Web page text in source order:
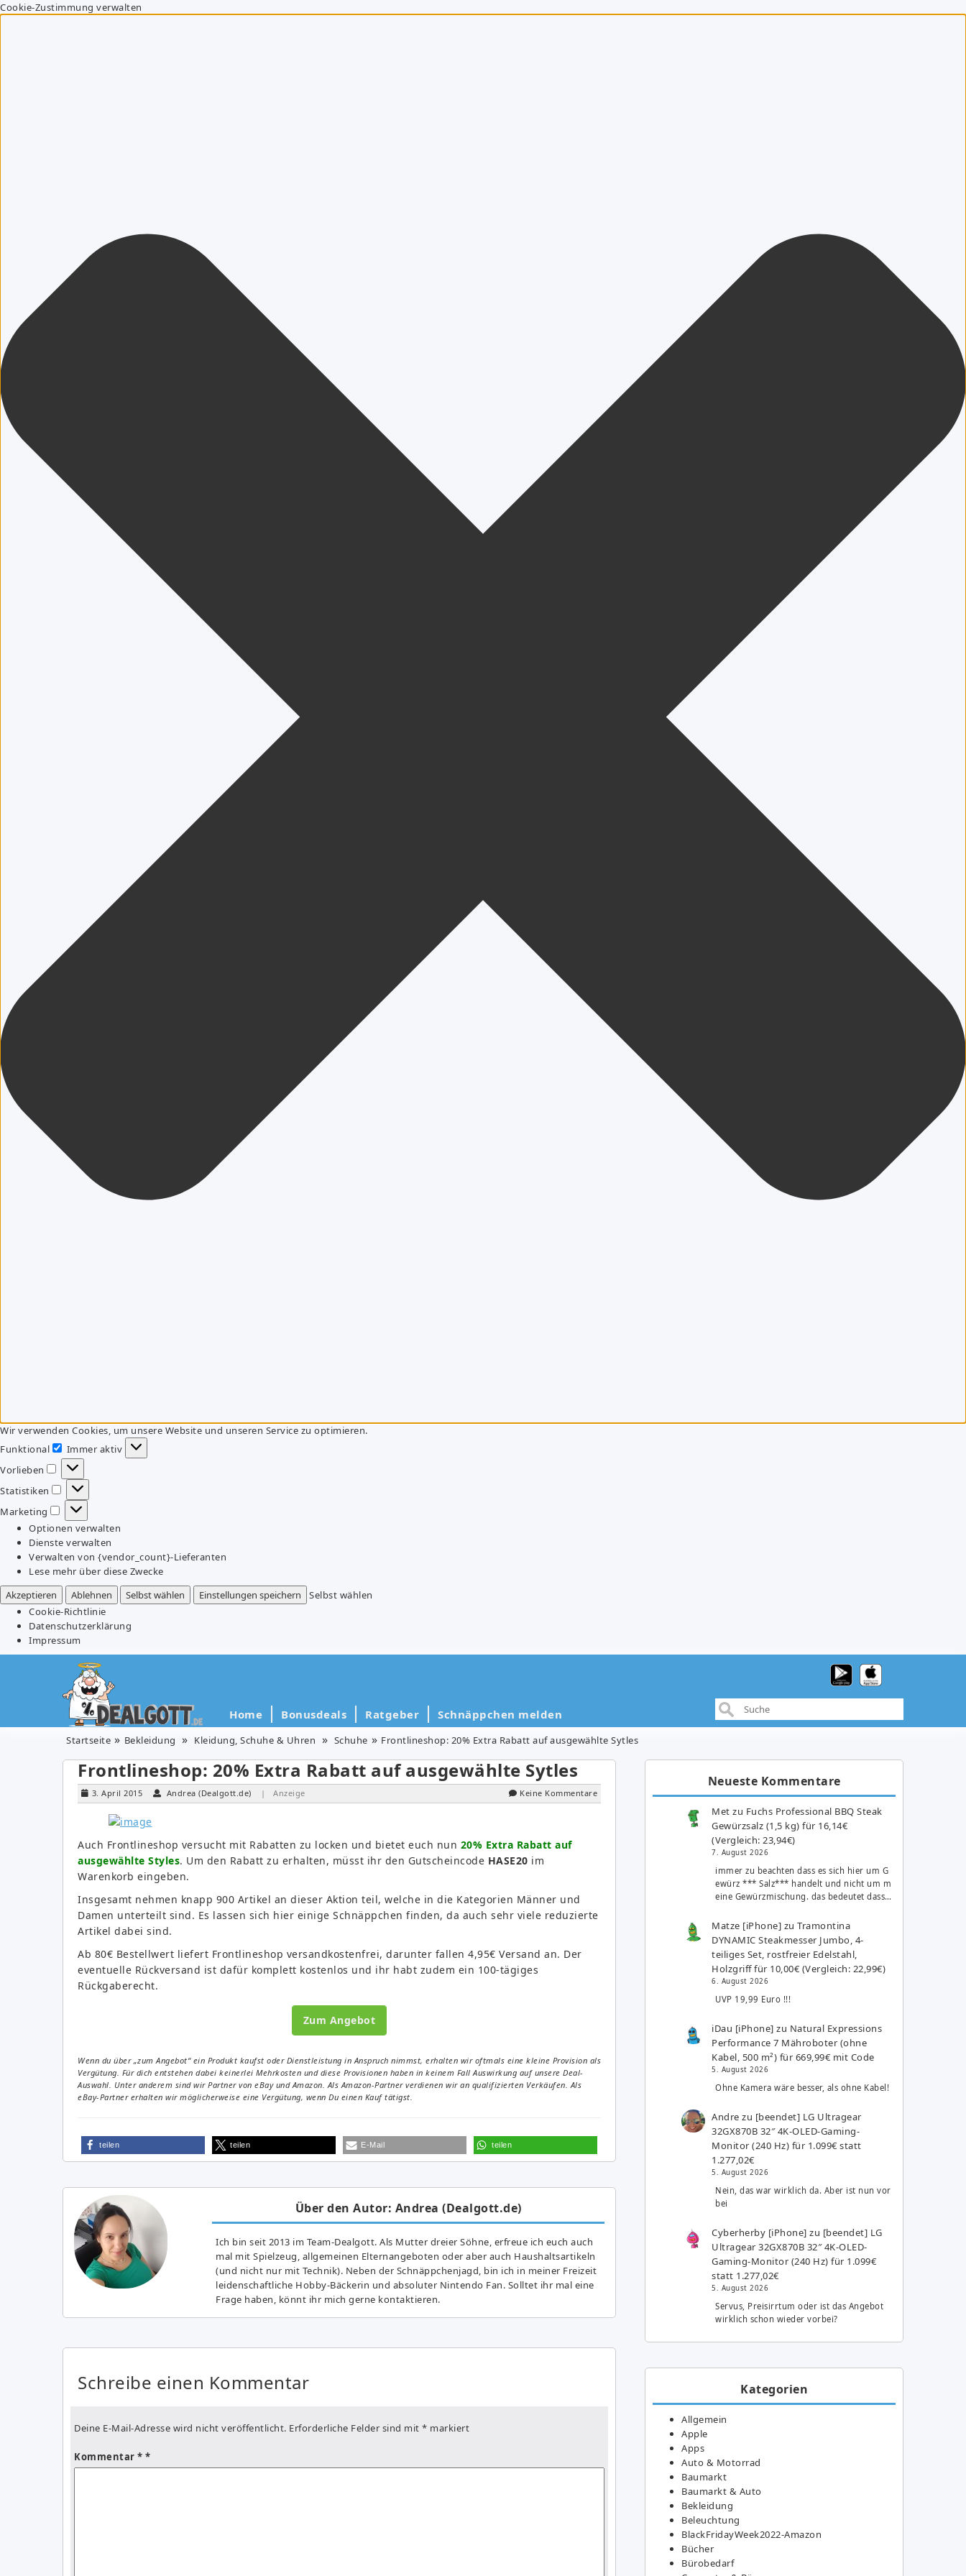
Cookie-Zustimmung verwalten
Wir verwenden Cookies, um unsere Website und unseren Service zu optimieren.
Funktional
Funktional
Immer aktiv
Vorlieben
Vorlieben
Statistiken
Statistiken
Marketing
Marketing
Optionen verwalten
Dienste verwalten
Verwalten von {vendor_count}-Lieferanten
Lese mehr über diese Zwecke
Akzeptieren
Ablehnen Selbst wählen Einstellungen speichern
Selbst wählen
Cookie-Richtlinie
Datenschutzerklärung
Impressum
Home Bonusdeals Ratgeber Schnäppchen melden
Startseite Bekleidung Kleidung, Schuhe & Uhren Schuhe Frontlineshop: 20% Extra Rabatt auf ausgewählte Sytles
Frontlineshop: 20% Extra Rabatt auf ausgewählte Sytles
3. April 2015 Andrea (Dealgott.de) | Anzeige Keine Kommentare
Auch Frontlineshop versucht mit Rabatten zu locken und bietet euch nun 20% Extra Rabatt auf
ausgewählte Styles. Um den Rabatt zu erhalten, müsst ihr den Gutscheincode HASE20 im
Warenkorb eingeben.
Insgesamt nehmen knapp 900 Artikel an dieser Aktion teil, welche in die Kategorien Männer und
Damen unterteilt sind. Es lassen sich hier einige Schnäppchen finden, da auch sehr viele reduzierte
Artikel dabei sind.
Ab 80€ Bestellwert liefert Frontlineshop versandkostenfrei, darunter fallen 4,95€ Versand an. Der
eventuelle Rückversand ist dafür komplett kostenlos und ihr habt zudem ein 100-tägiges
Rückgaberecht.
Zum Angebot
Wenn du über „zum Angebot“ ein Produkt kaufst oder Dienstleistung in Anspruch nimmst, erhalten wir oftmals eine kleine Provision als
Vergütung. Für dich entstehen dabei keinerlei Mehrkosten und diese Provisionen haben in keinem Fall Auswirkung auf unsere Deal-
Auswahl. Unter anderem sind wir Partner von eBay und Amazon. Als Amazon-Partner verdienen wir an qualifizierten Verkäufen. Als
eBay-Partner erhalten wir möglicherweise eine Vergütung, wenn Du einen Kauf tätigst.
teilen teilen E-Mail teilen
Über den Autor: Andrea (Dealgott.de)
Ich bin seit 2013 im Team-Dealgott. Als Mutter dreier Söhne, erfreue ich euch auch
mal mit Spielzeug, allgemeinen Elternangeboten oder aber auch Haushaltsartikeln
(und nicht nur mit Technik). Neben der Schnäppchenjagd, bin ich in meiner Freizeit
leidenschaftliche Hobby-Bäckerin und absoluter Nintendo Fan. Solltet ihr mal eine
Frage haben, könnt ihr mich gerne kontaktieren.
Schreibe einen Kommentar
Deine E-Mail-Adresse wird nicht veröffentlicht. Erforderliche Felder sind mit * markiert
Kommentar *
Neueste Kommentare
Met zu Fuchs Professional BBQ Steak
Gewürzsalz (1,5 kg) für 16,14€
(Vergleich: 23,94€)
7. August 2026
immer zu beachten dass es sich hier um G
ewürz *** Salz*** handelt und nicht um m
eine Gewürzmischung. das bedeutet dass…
Matze [iPhone] zuTramontina
DYNAMIC Steakmesser Jumbo, 4-
teiliges Set, rostfreier Edelstahl,
Holzgriff für 10,00€ (Vergleich: 22,99€)
6. August 2026
UVP 19,99 Euro !!!
iDau [iPhone] zu Natural Expressions
Performance 7 Mähroboter (ohne
Kabel, 500 m²) für 669,99€ mit Code
5. August 2026
Ohne Kamera wäre besser, als ohne Kabel!
Andre zu [beendet] LG Ultragear
32GX870B 32″ 4K-OLED-Gaming-
Monitor (240 Hz) für 1.099€ statt
1.277,02€
5. August 2026
Nein, das war wirklich da. Aber ist nun vor
bei
Cyberherby [iPhone] zu [beendet] LG
Ultragear 32GX870B 32″ 4K-OLED-
Gaming-Monitor (240 Hz) für 1.099€
statt 1.277,02€
5. August 2026
Servus, Preisirrtum oder ist das Angebot
wirklich schon wieder vorbei?
Kategorien
Allgemein
Apple
Apps
Auto & Motorrad
Baumarkt
Baumarkt & Auto
Bekleidung
Beleuchtung
BlackFridayWeek2022-Amazon
Bücher
Bürobedarf